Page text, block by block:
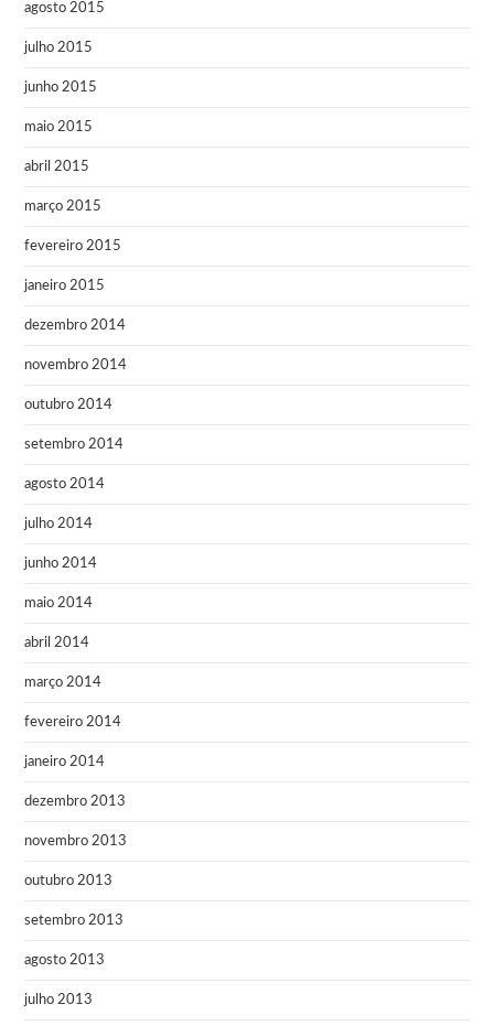
agosto 2015
julho 2015
junho 2015
maio 2015
abril 2015
março 2015
fevereiro 2015
janeiro 2015
dezembro 2014
novembro 2014
outubro 2014
setembro 2014
agosto 2014
julho 2014
junho 2014
maio 2014
abril 2014
março 2014
fevereiro 2014
janeiro 2014
dezembro 2013
novembro 2013
outubro 2013
setembro 2013
agosto 2013
julho 2013